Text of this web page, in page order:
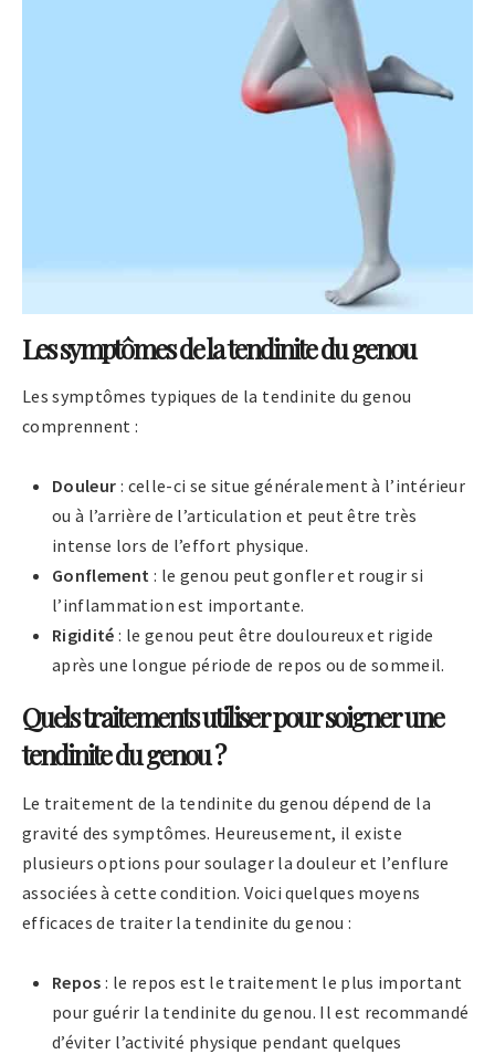
Les symptômes de la tendinite du genou
Les symptômes typiques de la tendinite du genou
comprennent :
Douleur : celle-ci se situe généralement à l’intérieur
ou à l’arrière de l’articulation et peut être très
intense lors de l’effort physique.
Gonflement : le genou peut gonfler et rougir si
l’inflammation est importante.
Rigidité : le genou peut être douloureux et rigide
après une longue période de repos ou de sommeil.
Quels traitements utiliser pour soigner une
tendinite du genou ?
Le traitement de la tendinite du genou dépend de la
gravité des symptômes. Heureusement, il existe
plusieurs options pour soulager la douleur et l’enflure
associées à cette condition. Voici quelques moyens
efficaces de traiter la tendinite du genou :
Repos : le repos est le traitement le plus important
pour guérir la tendinite du genou. Il est recommandé
d’éviter l’activité physique pendant quelques